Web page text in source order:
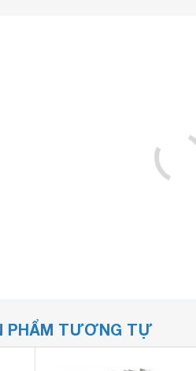
PHẨM TƯƠNG TỰ